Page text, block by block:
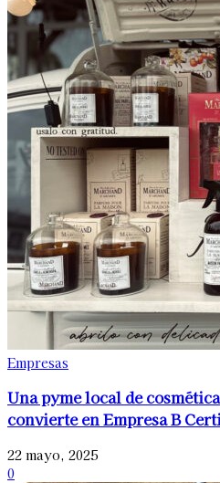
Empresas
Una pyme local de
convierte en Empresa B
22 mayo, 2025
0